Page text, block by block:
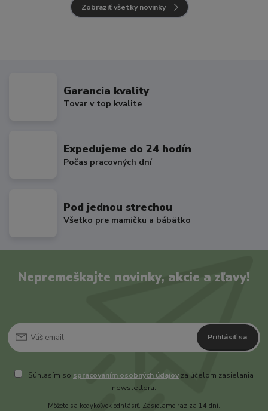
Zobraziť všetky novinky
Garancia kvality
Tovar v top kvalite
Expedujeme do 24 hodín
Počas pracovných dní
Pod jednou strechou
Všetko pre mamičku a bábätko
Nepremeškajte novinky, akcie a zľavy!
Prihlásiť sa
Súhlasím so spracovaním osobných údajovza účelom zasielania
newslettera.
Môžete sa kedykoľvek odhlásiť. Zasielame raz za 14 dní.